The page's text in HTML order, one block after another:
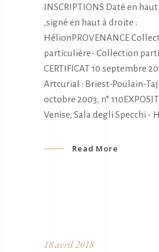
INSCRIPTIONS Daté en haut
,signé en haut à droite :
HélionPROVENANCE
particulière- Collection
CERTIFICAT 10 septembre
Artcurial : Briest-Poulain-
octobre 2003, n°
Venise, Sala degli Specchi -
Read More
18 avril 2018